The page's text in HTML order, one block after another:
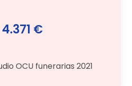
4.371 €
OCU funerarias 2021